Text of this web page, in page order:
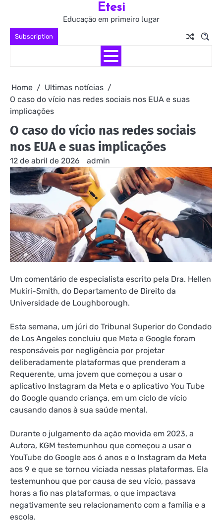
content
Subscription
Etesi
Educação em primeiro lugar
Home
Ultimas notícias
O caso do vício nas redes sociais nos EUA e suas
implicações
O caso do vício nas redes sociais
nos EUA e suas implicações
12 de abril de 2026 admin
Um comentário de especialista escrito pela Dra. Hellen
Mukiri-Smith, do Departamento de Direito da
Universidade de Loughborough.
Esta semana, um júri do Tribunal Superior do Condado
de Los Angeles concluiu que Meta e Google foram
responsáveis ​​​​por negligência por projetar
deliberadamente plataformas que prenderam a
Requerente, uma jovem que começou a usar o
aplicativo Instagram da Meta e o aplicativo You Tube
do Google quando criança, em um ciclo de vício
causando danos à sua saúde mental.
Durante o julgamento da ação movida em 2023, a
Autora, KGM testemunhou que começou a usar o
YouTube do Google aos 6 anos e o Instagram da Meta
aos 9 e que se tornou viciada nessas plataformas. Ela
testemunhou que por causa de seu vício, passava
horas a fio nas plataformas, o que impactava
negativamente seu relacionamento com a família e a
escola.